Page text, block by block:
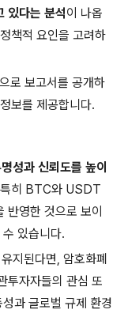
있다는 분석이 나옵
책적 요인을 고려하
로 보고서를 공개하
보를 제공합니다.
성과 신뢰도를 높이
특히 BTC와 USDT
반영한 것으로 보이
있습니다.
지된다면, 암호화폐
투자자들의 관심 또
과 글로벌 규제 환경